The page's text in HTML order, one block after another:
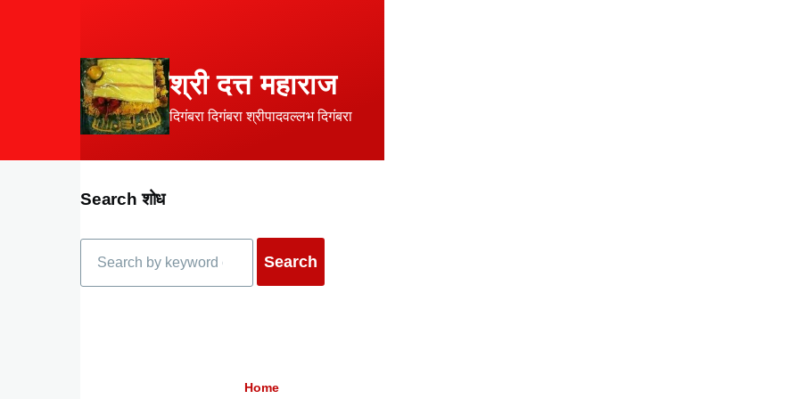
श्री दत्त महाराज
दिगंबरा दिगंबरा श्रीपादवल्लभ दिगंबरा
Search शोध
Breadcrumb
Home